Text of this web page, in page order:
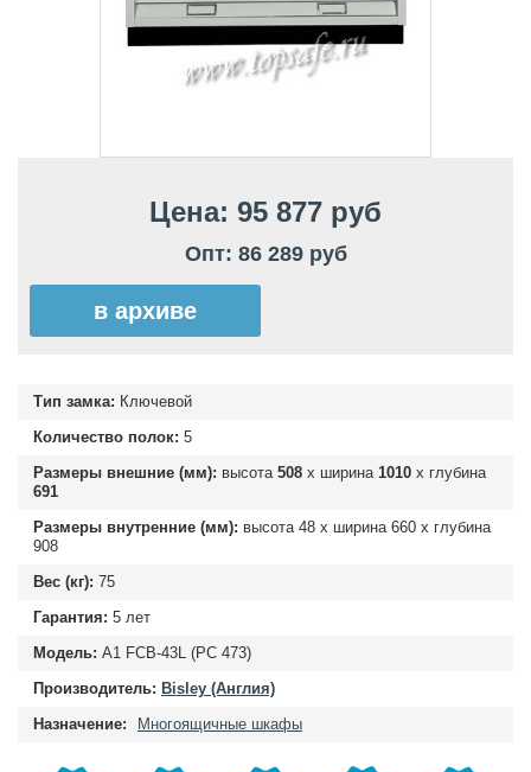
Цена: 95 877 руб
Опт: 86 289 руб
в архиве
Тип замка: Ключевой
Количество полок: 5
Размеры внешние (мм): высота 508 х ширина 1010 х глубина
691
Размеры внутренние (мм): высота 48 х ширина 660 х глубина
908
Вес (кг): 75
Гарантия: 5 лет
Модель: А1 FCB-43L (PC 473)
Производитель: Bisley (Англия)
Назначение:
Многоящичные шкафы